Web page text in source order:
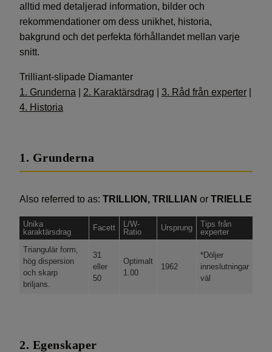
alltid med detaljerad information, bilder och
rekommendationer om dess unikhet, historia,
bakgrund och det perfekta förhållandet mellan varje
snitt.
Trilliant-slipade Diamanter
1. Grunderna
2. Karaktärsdrag 3. Råd från experter
4. Historia
1. Grunderna
Also referred to as: TRILLION, TRILLIAN or TRIELLE
Unika
karaktärsdrag
Facett
L/W-
Ratio
Ursprung
Tips från
experter
Triangulär form,
hög dispersion
och skarp
briljans.
31
eller
50
Optimalt
1.00
1962
*Döljer
inneslutningar
väl
2. Egenskaper